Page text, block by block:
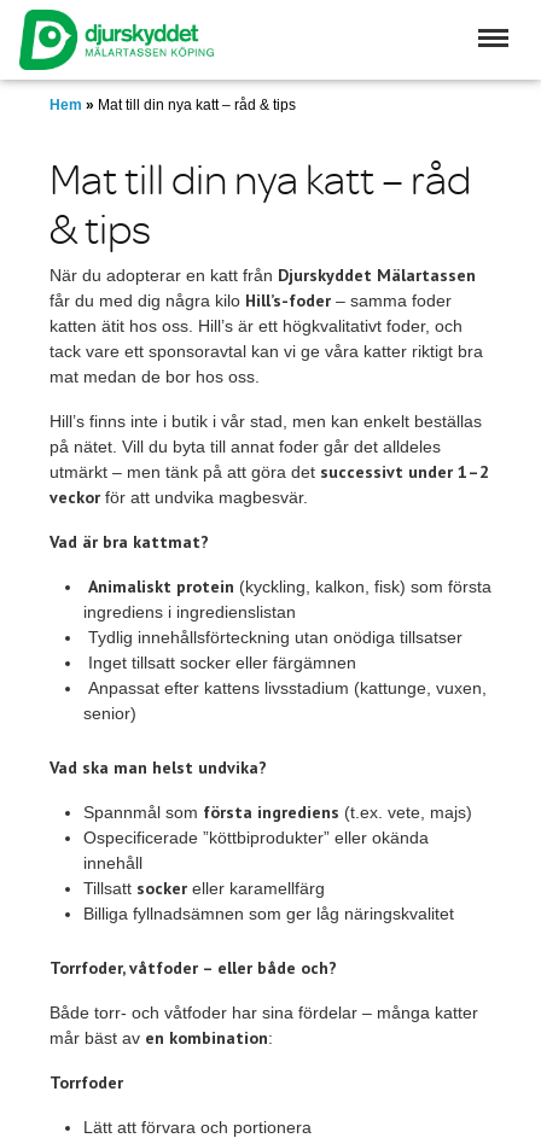
Skip
main
contentHem » Mat till din nya katt – råd & tips
Mat till din nya katt – råd
& tips
När du adopterar en katt från Djurskyddet Mälartassen
får du med dig några kilo Hill’s-foder – samma foder
katten ätit hos oss. Hill’s är ett högkvalitativt foder, och
tack vare ett sponsoravtal kan vi ge våra katter riktigt bra
mat medan de bor hos oss.
Hill’s finns inte i butik i vår stad, men kan enkelt beställas
på nätet. Vill du byta till annat foder går det alldeles
utmärkt – men tänk på att göra det successivt under 1–2
veckor för att undvika magbesvär.
Vad är bra kattmat?
Animaliskt protein (kyckling, kalkon, fisk) som första
ingrediens i ingredienslistan
Tydlig innehållsförteckning utan onödiga tillsatser
Inget tillsatt socker eller färgämnen
Anpassat efter kattens livsstadium (kattunge, vuxen,
senior)
Vad ska man helst undvika?
Spannmål som första ingrediens (t.ex. vete, majs)
Ospecificerade ”köttbiprodukter” eller okända
innehåll
Tillsatt socker eller karamellfärg
Billiga fyllnadsämnen som ger låg näringskvalitet
Torrfoder, våtfoder – eller både och?
Både torr- och våtfoder har sina fördelar – många katter
mår bäst av en kombination:
Torrfoder
Lätt att förvara och portionera